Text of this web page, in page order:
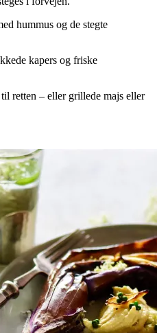
hummus og de stegte
kapers og friske
retten – eller grillede majs eller